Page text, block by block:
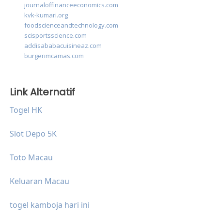
journaloffinanceeconomics.com
kvk-kumari.org
foodscienceandtechnology.com
scisportsscience.com
addisababacuisineaz.com
burgerimcamas.com
Link Alternatif
Togel HK
Slot Depo 5K
Toto Macau
Keluaran Macau
togel kamboja hari ini